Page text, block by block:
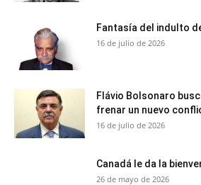
Fantasía del indulto
16 de julio de 2026
Flávio Bolsonaro
frenar un nuevo
16 de julio de 2026
Canadá le da la
26 de mayo de 2026